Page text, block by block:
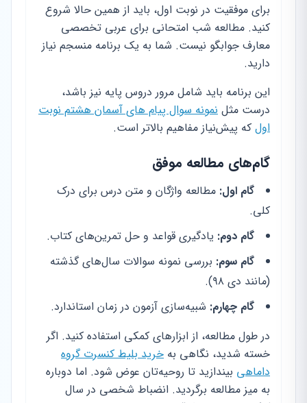
برای موفقیت در نوبت اول، باید از همین حالا شروع
کنید. مطالعه شب امتحانی برای عربی تخصصی
معارف جوابگو نیست. شما به یک برنامه منسجم نیاز
دارید.
این برنامه باید شامل مرور دروس پایه نیز باشد،
درست مثل نمونه سوال پیام های آسمان هشتم نوبت
اول که پیش‌نیاز مفاهیم بالاتر است.
گام‌های مطالعه موفق
گام اول: مطالعه واژگان و متن درس برای درک
کلی.
گام دوم: یادگیری قواعد و حل تمرین‌های کتاب.
گام سوم: بررسی نمونه سوالات سال‌های گذشته
(مانند دی ۹۸).
گام چهارم: شبیه‌سازی آزمون در زمان استاندارد.
در طول مطالعه، از ابزارهای کمکی استفاده کنید. اگر
خسته شدید، نگاهی به خرید بلیط کنسرت گروه
داماهی بیندازید تا روحیه‌تان عوض شود. اما دوباره
به میز مطالعه برگردید. انضباط شخصی در سال